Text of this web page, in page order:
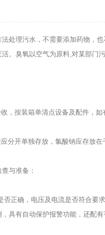
法处理污水，不需要添加药物，
。臭氧以空气为原料,对某部门
按装箱单清点设备及配件，如
开单独存放，氯酸钠应存放在
与准备：
确，电压及电流是否符合要求
具有自动保护报警功能，还配